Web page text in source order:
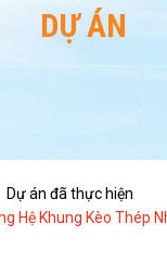
DỰ ÁN
Dự án đã thực hiện
Hệ Khung Kèo Thép